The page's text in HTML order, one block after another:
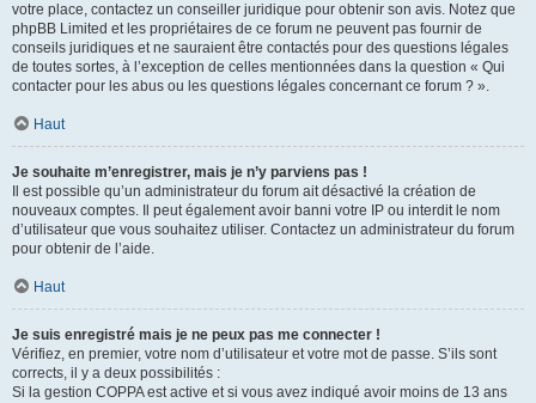
votre place, contactez un conseiller juridique pour obtenir son avis. Notez que
phpBB Limited et les propriétaires de ce forum ne peuvent pas fournir de
conseils juridiques et ne sauraient être contactés pour des questions légales
de toutes sortes, à l’exception de celles mentionnées dans la question « Qui
contacter pour les abus ou les questions légales concernant ce forum ? ».
Haut
Je souhaite m’enregistrer, mais je n’y parviens pas !
Il est possible qu’un administrateur du forum ait désactivé la création de
nouveaux comptes. Il peut également avoir banni votre IP ou interdit le nom
d’utilisateur que vous souhaitez utiliser. Contactez un administrateur du forum
pour obtenir de l’aide.
Haut
Je suis enregistré mais je ne peux pas me connecter !
Vérifiez, en premier, votre nom d’utilisateur et votre mot de passe. S’ils sont
corrects, il y a deux possibilités :
Si la gestion COPPA est active et si vous avez indiqué avoir moins de 13 ans